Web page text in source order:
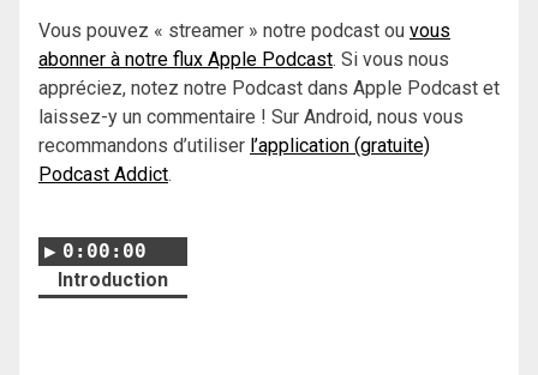
Vous pouvez « streamer » notre podcast ou vous
abonner à notre flux Apple Podcast. Si vous nous
appréciez, notez notre Podcast dans Apple Podcast et
laissez-y un commentaire ! Sur Android, nous vous
recommandons d’utiliser l’application (gratuite)
Podcast Addict.
0:00:00
Introduction